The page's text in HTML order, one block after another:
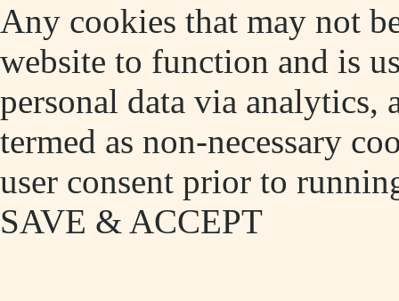
Any cookies that may not
website to function and is
personal data via analytics,
termed as non-necessary
user consent prior to
SAVE & ACCEPT